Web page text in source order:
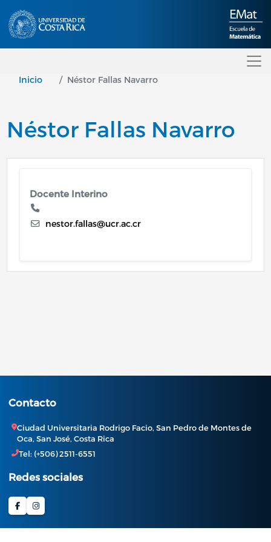
Inicio Néstor Fallas Navarro
Néstor Fallas Navarro
Docente Interino
nestor.fallas@ucr.ac.cr
Contacto
Ciudad Universitaria Rodrigo Facio, San Pedro de Montes de
Oca, San José, Costa Rica
Tel: (+506) 2511-6551
Redes sociales